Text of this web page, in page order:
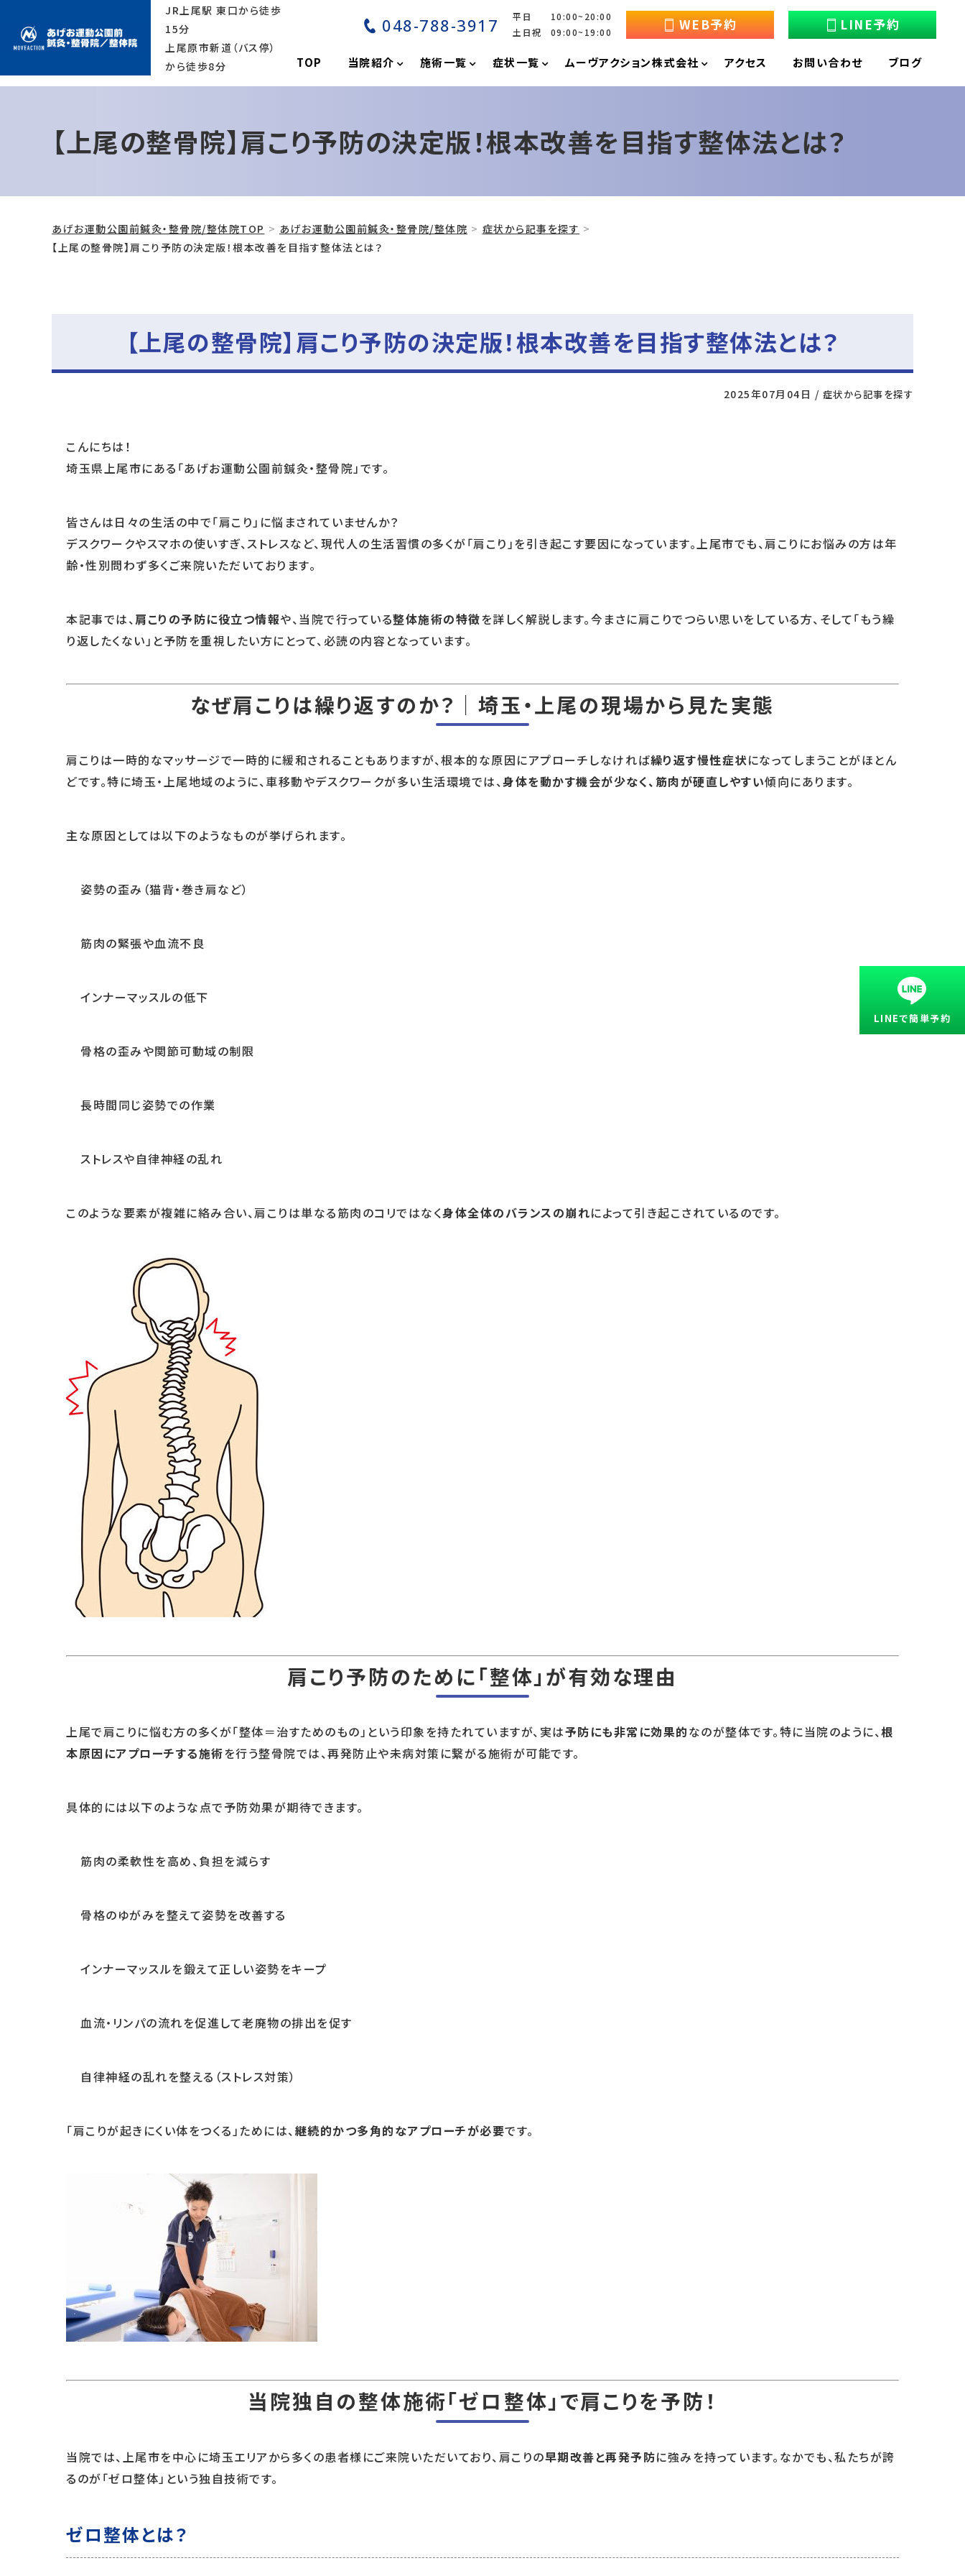
JR上尾駅 東口から徒歩
15分
上尾原市新道（バス停）
から徒歩8分
048-788-3917
平日 10:00~20:00
土日祝 09:00~19:00
WEB予約 LINE予約
TOP 当院紹介 施術一覧 症状一覧 ムーヴアクション株式会社 アクセス お問い合わせ ブログ
LINEで簡単予約
【上尾の整骨院】肩こり予防の決定版！根本改善を目指す整体法とは？
あげお運動公園前鍼灸・整骨院/整体院TOP あげお運動公園前鍼灸・整骨院/整体院
症状から記事を探す
【上尾の整骨院】肩こり予防の決定版！根本改善を目指す整体法とは？
【上尾の整骨院】肩こり予防の決定版！根本改善を目指す整体法とは？
2025年07月04日 / 症状から記事を探す
こんにちは！
埼玉県上尾市にある「あげお運動公園前鍼灸・整骨院」です。
皆さんは日々の生活の中で「肩こり」に悩まされていませんか？
デスクワークやスマホの使いすぎ、ストレスなど、現代人の生活習慣の多くが「肩こり」を引き起こす要因になっています。上尾市でも、肩こりにお悩みの方は年
齢・性別問わず多くご来院いただいております。
本記事では、 肩こりの予防に役立つ情報や、当院で行っている整体施術の特徴を詳しく解説します。今まさに肩こりでつらい思いをしている方、そして「もう繰
り返したくない」と予防を重視したい方にとって、必読の内容となっています。
なぜ肩こりは繰り返すのか？｜埼玉・上尾の現場から見た実態
肩こりは一時的なマッサージで一時的に緩和されることもありますが、根本的な原因にアプローチしなければ繰り返す慢性症状になってしまうことがほとん
どです。特に埼玉・上尾地域のように、車移動やデスクワークが多い生活環境では、身体を動かす機会が少なく、筋肉が硬直しやすい傾向にあります。
主な原因としては以下のようなものが挙げられます。
姿勢の歪み（猫背・巻き肩など）
筋肉の緊張や血流不良
インナーマッスルの低下
骨格の歪みや関節可動域の制限
長時間同じ姿勢での作業
ストレスや自律神経の乱れ
このような要素が複雑に絡み合い、肩こりは単なる筋肉のコリではなく身体全体のバランスの崩れによって引き起こされているのです。
肩こり予防のために「整体」が有効な理由
上尾で肩こりに悩む方の多くが「整体＝治すためのもの」という印象を持たれていますが、実は予防にも非常に効果的なのが整体です。特に当院のように、根
本原因にアプローチする施術を行う整骨院では、再発防止や未病対策に繋がる施術が可能です。
具体的には以下のような点で予防効果が期待できます。
筋肉の柔軟性を高め、負担を減らす
骨格のゆがみを整えて姿勢を改善する
インナーマッスルを鍛えて正しい姿勢をキープ
血流・リンパの流れを促進して老廃物の排出を促す
自律神経の乱れを整える（ストレス対策）
「肩こりが起きにくい体をつくる」ためには、継続的かつ多角的なアプローチが必要です。
当院独自の整体施術「ゼロ整体」で肩こりを予防！
当院では、上尾市を中心に埼玉エリアから多くの患者様にご来院いただいており、肩こりの早期改善と再発予防に強みを持っています。なかでも、私たちが誇
るのが「ゼロ整体」という独自技術です。
ゼロ整体とは？